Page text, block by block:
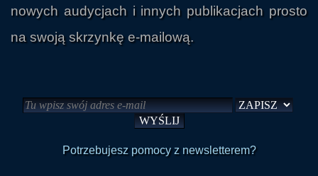
nowych audycjach i innych publikacjach prosto
na swoją skrzynkę e-mailową.
Potrzebujesz pomocy z newsletterem?